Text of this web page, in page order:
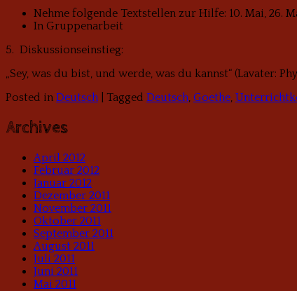
Nehme folgende Textstellen zur Hilfe: 10. Mai, 26.
In Gruppenarbeit
5. Diskussionseinstieg:
„Sey, was du bist, und werde, was du kannst“ (Lavater:
Posted in Deutsch Tagged Deutsch, Goethe,
Archives
April 2012
Februar 2012
Januar 2012
Dezember 2011
November 2011
Oktober 2011
September 2011
August 2011
Juli 2011
Juni 2011
Mai 2011